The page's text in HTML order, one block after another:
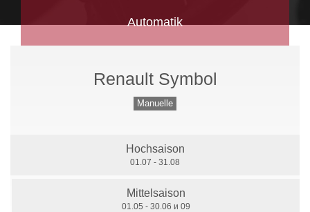
Automatik
Handschaltung
7 Sitzer
Renault Symbol
Manuelle
Hochsaison
01.07 - 31.08
Mittelsaison
01.05 - 30.06 и 09